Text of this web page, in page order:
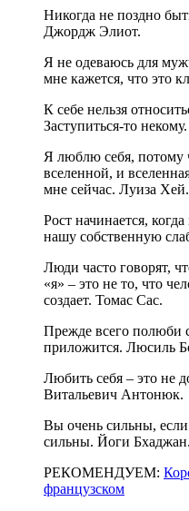
Никогда не поздно
Джордж Элиот.
Я не одеваюсь для
мне кажется, что это
К себе нельзя
Заступиться-то некому.
Я люблю себя, потому
вселенной, и
мне сейчас. Луиза Хей.
Рост начинается,
нашу собственную
Люди часто говорят,
«я» – это не то, что
создает. Томас Сас.
Прежде всего полюби
приложится. Люсиль
Любить себя – это не
Витальевич Антонюк.
Вы очень сильны, если
сильны. Йоги Бхаджан.
РЕКОМЕНДУЕМ:
французском